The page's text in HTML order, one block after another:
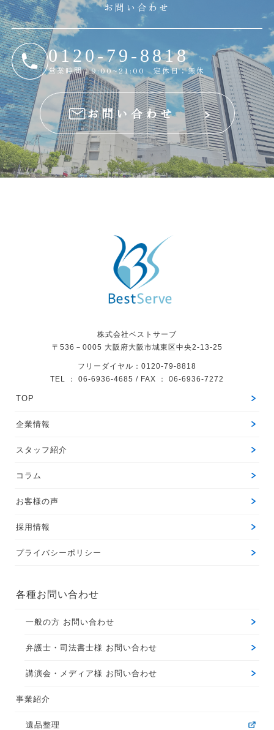
お問い合わせ
0120-79-8818
営業時間：9:00~21:00 定休日：無休
お問い合わせ
株式会社ベストサーブ
〒536－0005 大阪府大阪市城東区中央2-13-25
フリーダイヤル：0120-79-8818
TEL ： 06-6936-4685 / FAX ： 06-6936-7272
TOP
企業情報
スタッフ紹介
コラム
お客様の声
採用情報
プライバシーポリシー
各種お問い合わせ
一般の方 お問い合わせ
弁護士・司法書士様 お問い合わせ
講演会・メディア様 お問い合わせ
事業紹介
遺品整理